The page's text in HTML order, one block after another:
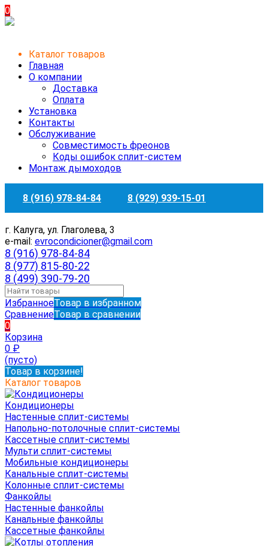
0
Каталог товаров
Главная
О компании
Доставка
Оплата
Установка
Контакты
Обслуживание
Совместимость фреонов
Коды ошибок сплит-систем
Монтаж дымоходов
8 (916) 978-84-84 8 (929) 939-15-01
г. Калуга, ул. Глаголева, 3
e-mail: evrocondicioner@gmail.com
8 (916) 978-84-84
8 (977) 815-80-22
8 (499) 390-79-20
ИзбранноеТовар в избранном
СравнениеТовар в сравнении
0
Корзина
0 ₽
(пусто)
Товар в корзине!
Каталог товаров
Кондиционеры
Настенные сплит-системы
Напольно-потолочные сплит-системы
Кассетные сплит-системы
Мульти сплит-системы
Мобильные кондиционеры
Канальные сплит-системы
Колонные сплит-системы
Фанкойлы
Настенные фанкойлы
Канальные фанкойлы
Кассетные фанкойлы